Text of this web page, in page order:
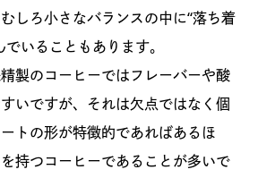
しろ小さなバランスの中に“落ち着
いることもあります。
製のコーヒーではフレーバーや酸
いですが、それは欠点ではなく個
トの形が特徴的であればあるほ
持つコーヒーであることが多いで